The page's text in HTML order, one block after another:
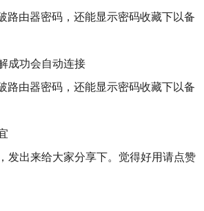
成功会自动连接
发出来给大家分享下。觉得好用请点赞